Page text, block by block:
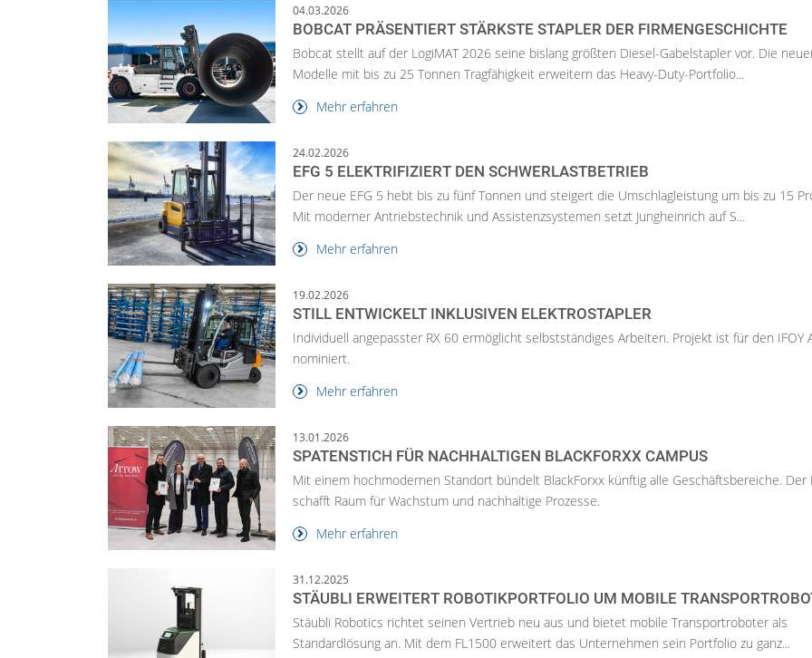
04.03.2026
BOBCAT PRÄSENTIERT STÄRKSTE STAPLER DER FIRMENGESCHICHTE
Bobcat stellt auf der LogiMAT 2026 seine bislang größten Diesel-Gabelstapler vor. Die
Modelle mit bis zu 25 Tonnen Tragfähigkeit erweitern das Heavy-Duty-Portfolio...
Mehr erfahren
24.02.2026
EFG 5 ELEKTRIFIZIERT DEN SCHWERLASTBETRIEB
Der neue EFG 5 hebt bis zu fünf Tonnen und steigert die Umschlagleistung um bis zu 15
Mit moderner Antriebstechnik und Assistenzsystemen setzt Jungheinrich auf S...
Mehr erfahren
19.02.2026
STILL ENTWICKELT INKLUSIVEN ELEKTROSTAPLER
Individuell angepasster RX 60 ermöglicht selbstständiges Arbeiten. Projekt ist für den IFOY
nominiert.
Mehr erfahren
13.01.2026
SPATENSTICH FÜR NACHHALTIGEN BLACKFORXX CAMPUS
Mit einem hochmodernen Standort bündelt BlackForxx künftig alle Geschäftsbereiche. Der
schafft Raum für Wachstum und nachhaltige Prozesse.
Mehr erfahren
31.12.2025
STÄUBLI ERWEITERT ROBOTIKPORTFOLIO UM MOBILE
Stäubli Robotics richtet seinen Vertrieb neu aus und bietet mobile Transportroboter als
Standardlösung an. Mit dem FL1500 erweitert das Unternehmen sein Portfolio zu ganz...